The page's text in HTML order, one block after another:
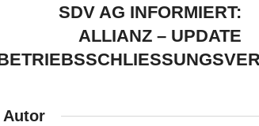
SDV AG INFORMIERT:
ALLIANZ – UPDATE
Autor